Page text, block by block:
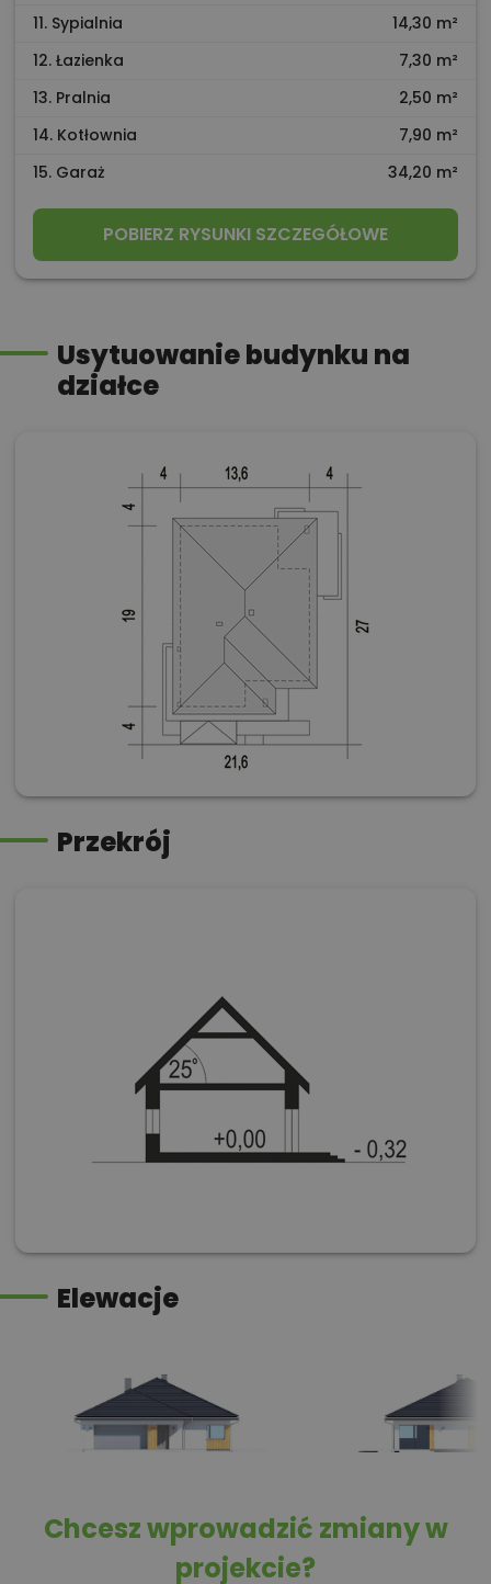
11. Sypialnia
14,30 m²
12. Łazienka
7,30 m²
13. Pralnia
2,50 m²
14. Kotłownia
7,90 m²
15. Garaż
34,20 m²
POBIERZ RYSUNKI SZCZEGÓŁOWE
Usytuowanie budynku na
działce
Przekrój
Elewacje
Chcesz wprowadzić zmiany w
projekcie?